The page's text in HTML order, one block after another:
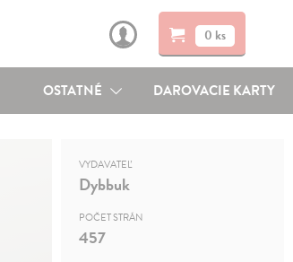
0 ks
OSTATNÉ DAROVACIE KARTY
VYDAVATEĽ
Dybbuk
POČET STRÁN
457